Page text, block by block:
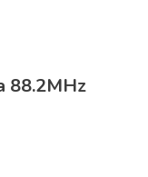
88.2MHz